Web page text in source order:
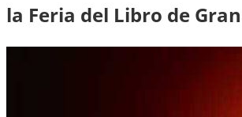
la Feria del Libro de